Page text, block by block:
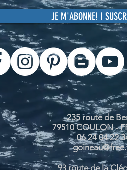
JE M'ABONNE! I
235 route de
79510 COULON -
06 24 04 22
93 route de la